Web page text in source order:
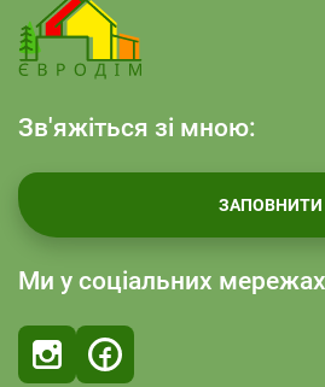
Зв'яжіться зі мною:
ЗАПОВНИТИ
Ми у соціальних